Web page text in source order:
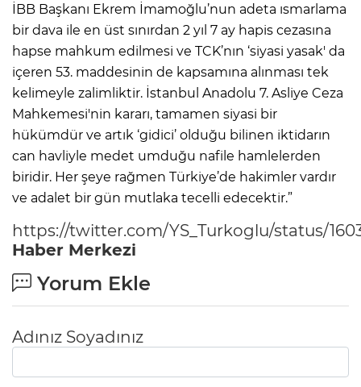
İBB Başkanı Ekrem İmamoğlu’nun adeta ısmarlama
bir dava ile en üst sınırdan 2 yıl 7 ay hapis cezasına
hapse mahkum edilmesi ve TCK’nın ‘siyasi yasak' da
içeren 53. maddesinin de kapsamına alınması tek
kelimeyle zalimliktir. İstanbul Anadolu 7. Asliye Ceza
Mahkemesi'nin kararı, tamamen siyasi bir
hükümdür ve artık ‘gidici’ olduğu bilinen iktidarın
can havliyle medet umduğu nafile hamlelerden
biridir. Her şeye rağmen Türkiye’de hakimler vardır
ve adalet bir gün mutlaka tecelli edecektir.”
https://twitter.com/YS_Turkoglu/status/
Haber Merkezi
Yorum Ekle
Adınız Soyadınız